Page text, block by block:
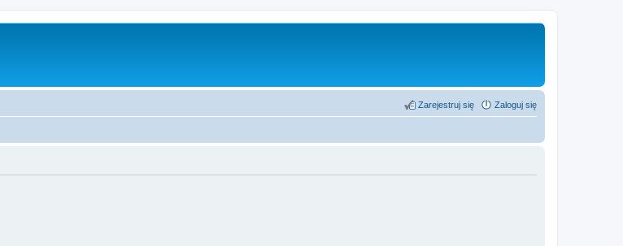
Zaloguj się
Zarejestruj się